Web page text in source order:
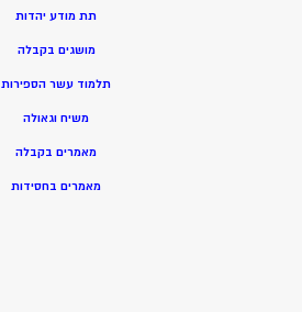
תת מודע יהדות
מושגים בקבלה
תלמוד עשר הספירות
משיח וגאולה
מאמרים בקבלה
מאמרים בחסידות